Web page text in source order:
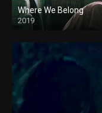
Where We Belong
2019